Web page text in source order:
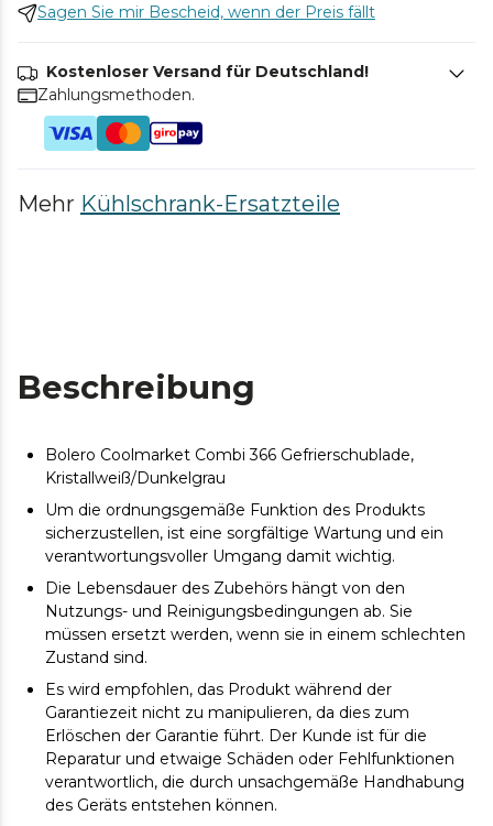
Sagen Sie mir Bescheid, wenn der Preis fällt
Kostenloser Versand für Deutschland!
Zahlungsmethoden.
Mehr Kühlschrank-Ersatzteile
Beschreibung
Bolero Coolmarket Combi 366 Gefrierschublade,
Kristallweiß/Dunkelgrau
Um die ordnungsgemäße Funktion des Produkts
sicherzustellen, ist eine sorgfältige Wartung und ein
verantwortungsvoller Umgang damit wichtig.
Die Lebensdauer des Zubehörs hängt von den
Nutzungs- und Reinigungsbedingungen ab. Sie
müssen ersetzt werden, wenn sie in einem schlechten
Zustand sind.
Es wird empfohlen, das Produkt während der
Garantiezeit nicht zu manipulieren, da dies zum
Erlöschen der Garantie führt. Der Kunde ist für die
Reparatur und etwaige Schäden oder Fehlfunktionen
verantwortlich, die durch unsachgemäße Handhabung
des Geräts entstehen können.